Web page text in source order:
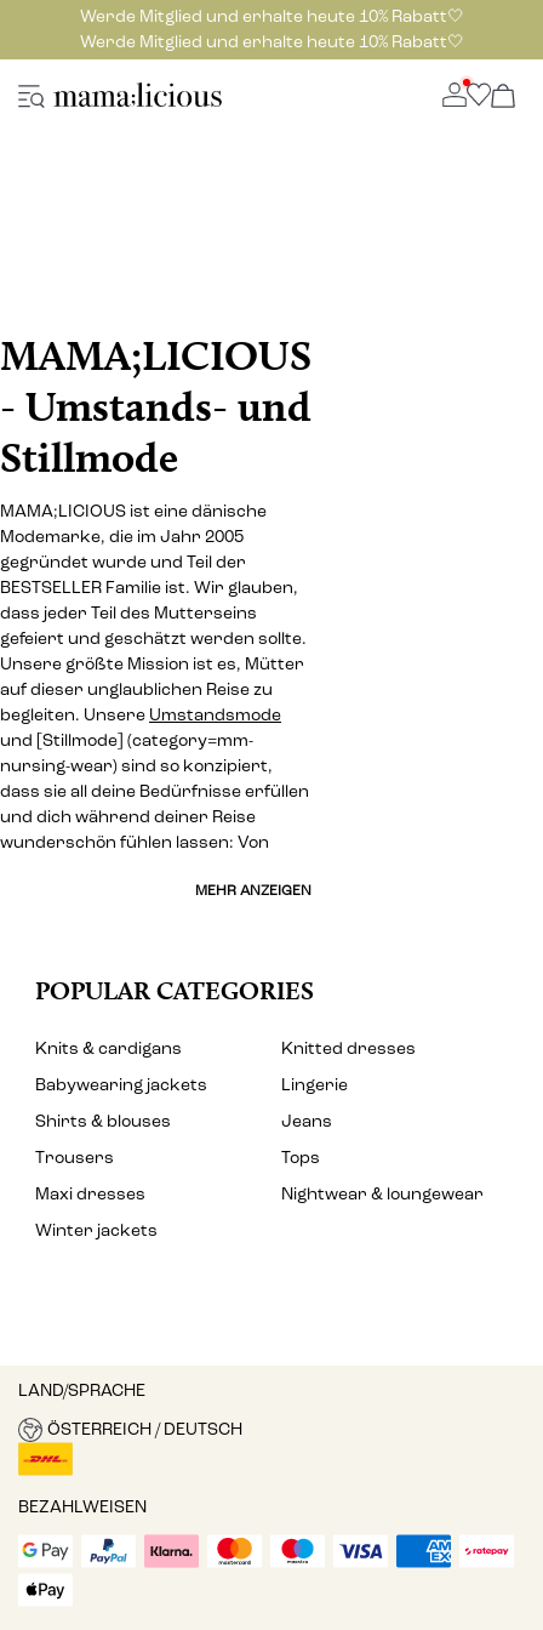
Werde Mitglied und erhalte heute 10% Rabatt🤍
Werde Mitglied und erhalte heute 10% Rabatt🤍
MAMA;LICIOUS
- Umstands- und
Stillmode
MAMA;LICIOUS ist eine dänische
Modemarke, die im Jahr 2005
gegründet wurde und Teil der
BESTSELLER Familie ist. Wir glauben,
dass jeder Teil des Mutterseins
gefeiert und geschätzt werden sollte.
Unsere größte Mission ist es, Mütter
auf dieser unglaublichen Reise zu
begleiten. Unsere Umstandsmode
und [Stillmode] (category=mm-
nursing-wear) sind so konzipiert,
dass sie all deine Bedürfnisse erfüllen
und dich während deiner Reise
wunderschön fühlen lassen: Von
MEHR ANZEIGEN
POPULAR CATEGORIES
Knits & cardigans
Knitted dresses
Babywearing jackets
Lingerie
Shirts & blouses
Jeans
Trousers
Tops
Maxi dresses
Nightwear & loungewear
Winter jackets
LAND/SPRACHE
ÖSTERREICH / DEUTSCH
BEZAHLWEISEN